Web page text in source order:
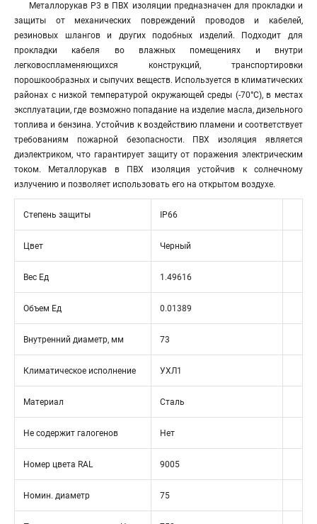
Металлорукав Р3 в ПВХ изоляции предназначен для прокладки и
защиты от механических повреждений проводов и кабелей,
резиновых шлангов и других подобных изделий. Подходит для
прокладки кабеля во влажных помещениях и внутри
легковоспламеняющихся конструкций, транспортировки
порошкообразных и сыпучих веществ. Используется в климатических
районах с низкой температурой окружающей среды (-70°С), в местах
эксплуатации, где возможно попадание на изделие масла, дизельного
топлива и бензина. Устойчив к воздействию пламени и соответствует
требованиям пожарной безопасности. ПВХ изоляция является
диэлектриком, что гарантирует защиту от поражения электрическим
током. Металлорукав в ПВХ изоляция устойчив к солнечному
излучению и позволяет использовать его на открытом воздухе.
Степень защиты IP66
Цвет Черный
Вес Ед 1.49616
Объем Ед 0.01389
Внутренний диаметр, мм 73
Климатическое исполнение УХЛ1
Материал Сталь
Не содержит галогенов Нет
Номер цвета RAL 9005
Номин. диаметр 75